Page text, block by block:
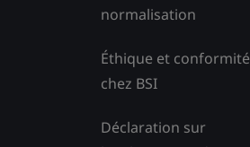
normalisation
Éthique et conformité
chez BSI
Déclaration sur